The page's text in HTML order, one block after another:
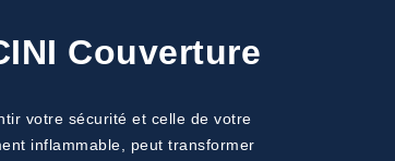
Couverture
votre sécurité et celle de votre
inflammable, peut transformer